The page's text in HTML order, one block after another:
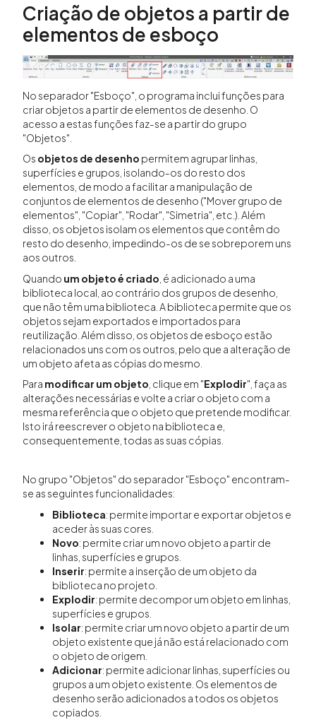
Criação de objetos a partir de
elementos de esboço
No separador "Esboço", o programa inclui funções para
criar objetos a partir de elementos de desenho. O
acesso a estas funções faz-se a partir do grupo
"Objetos".
Os objetos de desenho permitem agrupar linhas,
superfícies e grupos, isolando-os do resto dos
elementos, de modo a facilitar a manipulação de
conjuntos de elementos de desenho ("Mover grupo de
elementos", "Copiar", "Rodar", "Simetria", etc.). Além
disso, os objetos isolam os elementos que contêm do
resto do desenho, impedindo-os de se sobreporem uns
aos outros.
Quando um objeto é criado , é adicionado a uma
biblioteca local, ao contrário dos grupos de desenho,
que não têm uma biblioteca. A biblioteca permite que os
objetos sejam exportados e importados para
reutilização. Além disso, os objetos de esboço estão
relacionados uns com os outros, pelo que a alteração de
um objeto afeta as cópias do mesmo.
Para modificar um objeto , clique em "Explodir", faça as
alterações necessárias e volte a criar o objeto com a
mesma referência que o objeto que pretende modificar.
Isto irá reescrever o objeto na biblioteca e,
consequentemente, todas as suas cópias.
No grupo "Objetos" do separador "Esboço" encontram-
se as seguintes funcionalidades:
Biblioteca: permite importar e exportar objetos e
aceder às suas cores.
Novo: permite criar um novo objeto a partir de
linhas, superfícies e grupos.
Inserir: permite a inserção de um objeto da
biblioteca no projeto.
Explodir: permite decompor um objeto em linhas,
superfícies e grupos.
Isolar: permite criar um novo objeto a partir de um
objeto existente que já não está relacionado com
o objeto de origem.
Adicionar: permite adicionar linhas, superfícies ou
grupos a um objeto existente. Os elementos de
desenho serão adicionados a todos os objetos
copiados.